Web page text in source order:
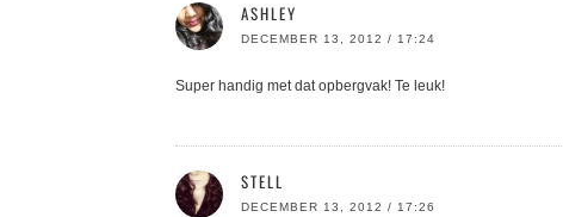
ASHLEY
DECEMBER 13, 2012 / 17:24
Super handig met dat opbergvak! Te leuk!
STELL
DECEMBER 13, 2012 / 17:26